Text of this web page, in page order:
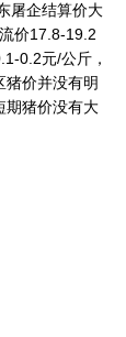
屠企结算价大
价17.8-19.2
0.2元/公斤，
猪价并没有明
期猪价没有大